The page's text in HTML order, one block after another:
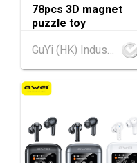
13-15
AUG
香港
香港貿發局香
13-17
AUG
香港
香港貿發局
25-27
AUG
中國內地
中國國際紡
6年8月25至27
78pcs 3D magnet
puzzle toy
GuYi (HK) Industrial Co.,Limited